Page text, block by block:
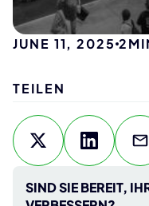
JUNE 11, 2025 2
SIND SIE BEREIT,
TEILEN